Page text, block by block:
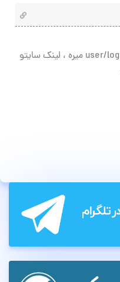
سلام ، بعد از نصب چرا به آدرس user/login میره ، لینک سایتو